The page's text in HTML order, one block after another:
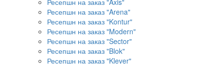
Ресепшн на заказ "Axis"
Ресепшн на заказ "Arena"
Ресепшн на заказ "Kontur"
Ресепшн на заказ "Modern"
Ресепшн на заказ "Sector"
Ресепшн на заказ "Blok"
Ресепшн на заказ "Klever"